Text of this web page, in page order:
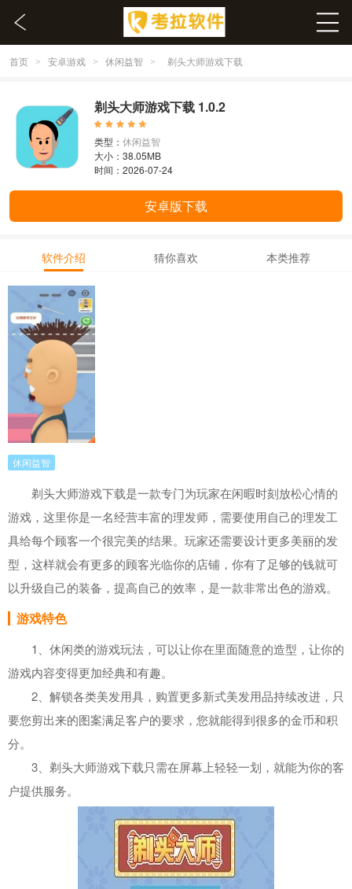
首页 > 安卓游戏 > 休闲益智 > 剃头大师游戏下载
剃头大师游戏下载 1.0.2
类型： 休闲益智
大小：38.05MB
时间：2026-07-24
安卓版下载
软件介绍 猜你喜欢 本类推荐
休闲益智
剃头大师游戏下载是一款专门为玩家在闲暇时刻放松心情的
游戏，这里你是一名经营丰富的理发师，需要使用自己的理发工
具给每个顾客一个很完美的结果。玩家还需要设计更多美丽的发
型，这样就会有更多的顾客光临你的店铺，你有了足够的钱就可
以升级自己的装备，提高自己的效率，是一款非常出色的游戏。
游戏特色
1、休闲类的游戏玩法，可以让你在里面随意的造型，让你的
游戏内容变得更加经典和有趣。
2、解锁各类美发用具，购置更多新式美发用品持续改进，只
要您剪出来的图案满足客户的要求，您就能得到很多的金币和积
分。
3、剃头大师游戏下载只需在屏幕上轻轻一划，就能为你的客
户提供服务。